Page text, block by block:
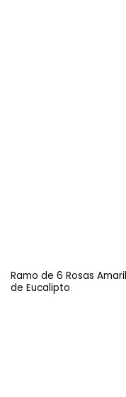
Ramo de 6 Rosas
de Eucalipto